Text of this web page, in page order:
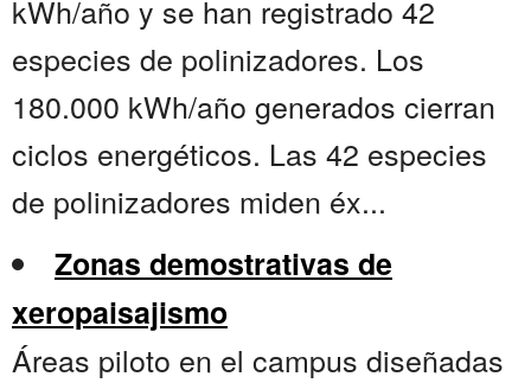
kWh/año y se han registrado 42
especies de polinizadores. Los
180.000 kWh/año generados cierran
ciclos energéticos. Las 42 especies
de polinizadores miden éx...
Zonas demostrativas de
xeropaisajismo
Áreas piloto en el campus diseñadas